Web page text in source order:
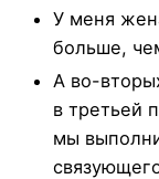
У меня
больше,
А во-
в третьей
мы